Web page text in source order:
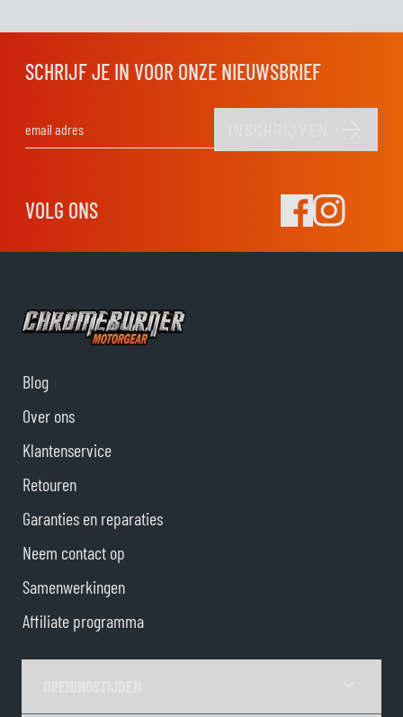
SCHRIJF JE IN VOOR ONZE NIEUWSBRIEF
VOLG ONS
Blog
Over ons
Klantenservice
Retouren
Garanties en reparaties
Neem contact op
Samenwerkingen
Affiliate programma